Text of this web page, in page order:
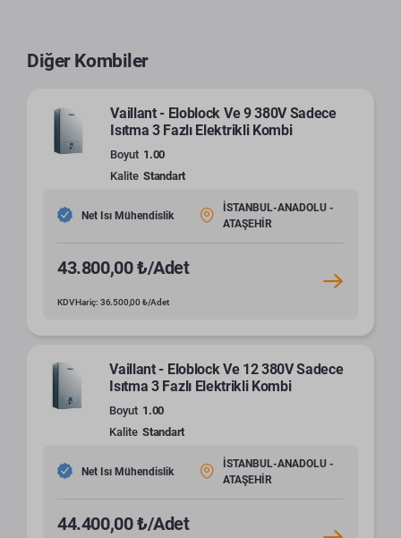
Diğer Kombiler
Vaillant - Eloblock Ve 9 380V Sadece
Isıtma 3 Fazlı Elektrikli Kombi
Boyut 1.00
Kalite Standart
Net Isı Mühendislik
İSTANBUL-ANADOLU -
ATAŞEHİR
43.800,00 ₺/Adet
KDV Hariç: 36.500,00 ₺/Adet
Vaillant - Eloblock Ve 12 380V Sadece
Isıtma 3 Fazlı Elektrikli Kombi
Boyut 1.00
Kalite Standart
Net Isı Mühendislik
İSTANBUL-ANADOLU -
ATAŞEHİR
44.400,00 ₺/Adet